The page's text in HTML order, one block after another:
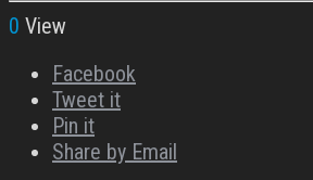
0 View
Facebook
Tweet it
Pin it
Share by Email